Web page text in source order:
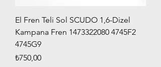
El Fren Teli Sol SCUDO 1,6-Dizel
Kampana Fren 1473322080 4745F2
4745G9
Fiyat
₺750,00